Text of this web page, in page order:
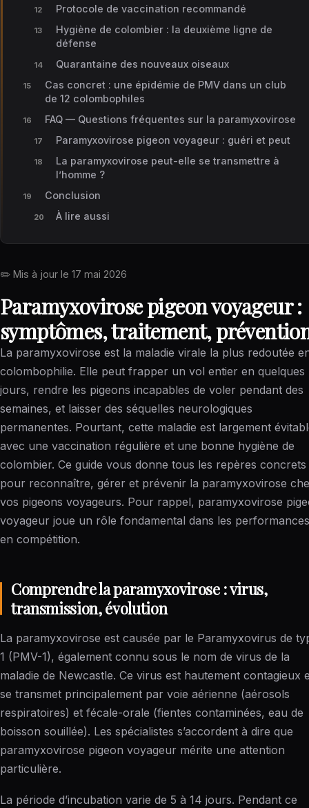
Protocole de vaccination recommandé
Hygiène de colombier : la deuxième ligne de
défense
Quarantaine des nouveaux oiseaux
Cas concret : une épidémie de PMV dans un club
de 12 colombophiles
FAQ — Questions fréquentes sur la paramyxovirose
Paramyxovirose pigeon voyageur : guéri et peut
La paramyxovirose peut-elle se transmettre à
l’homme ?
Conclusion
À lire aussi
✏️ Mis à jour le 17 mai 2026
Paramyxovirose pigeon voyageur :
symptômes, traitement,
La paramyxovirose est la maladie virale la plus redoutée
colombophilie. Elle peut frapper un vol entier en quelques
jours, rendre les pigeons incapables de voler pendant des
semaines, et laisser des séquelles neurologiques
permanentes. Pourtant, cette maladie est largement
avec une vaccination régulière et une bonne hygiène de
colombier. Ce guide vous donne tous les repères concrets
pour reconnaître, gérer et prévenir la paramyxovirose
vos pigeons voyageurs. Pour rappel, paramyxovirose
voyageur joue un rôle fondamental dans les performances
en compétition.
Comprendre la paramyxovirose : virus,
transmission, évolution
La paramyxovirose est causée par le Paramyxovirus de
1 (PMV-1), également connu sous le nom de virus de la
maladie de Newcastle. Ce virus est hautement contagieux
se transmet principalement par voie aérienne (aérosols
respiratoires) et fécale-orale (fientes contaminées, eau de
boisson souillée). Les spécialistes s’accordent à dire que
paramyxovirose pigeon voyageur mérite une attention
particulière.
La période d’incubation varie de 5 à 14 jours. Pendant ce